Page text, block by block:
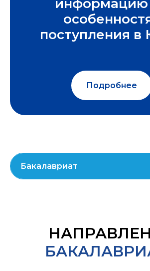
информацию
поступления
Подробнее